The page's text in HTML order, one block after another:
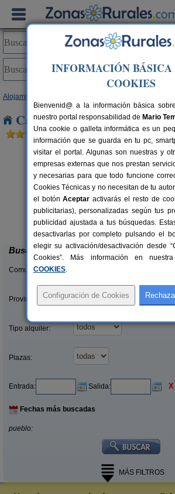
Alojamientos
Casas Rurales cerca de
Complejo Rural Aguas Frías
La Omañuela (León)
Buscar
Comunidades:
Provincias/Islas:
Tipo alquiler:
Plazas:
Entrada: Salida: X
Fechas más buscadas
pueblo:
MÁS FILTROS
INFORMACIÓN BÁSICA
COOKIES
Bienvenid@ a la información básica
nuestro portal responsabilidad de Mario
Una cookie o galleta informática es un
información que se guarda en tu pc,
visitar el portal. Algunas son nuestras y
empresas externas que nos prestan
y necesarias para que todo funcione
Cookies Técnicas y no necesitan de tu
el botónAceptar activarás el resto de
publicitarias), personalizadas según tus
publicidad ajustada a tus búsquedas.
desactivarlas por completo pulsando el
elegir su activación/desactivación desde
Cookies”. Más información en
COOKIES.